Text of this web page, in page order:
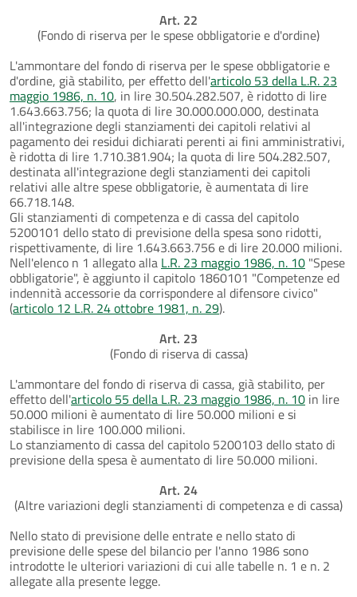
Art. 22
(Fondo di riserva per le spese obbligatorie e d'ordine)
L'ammontare del fondo di riserva per le spese obbligatorie e
d'ordine, già stabilito, per effetto dell'articolo 53 della L.R. 23
maggio 1986, n. 10, in lire 30.504.282.507, è ridotto di lire
1.643.663.756; la quota di lire 30.000.000.000, destinata
all'integrazione degli stanziamenti dei capitoli relativi al
pagamento dei residui dichiarati perenti ai fini amministrativi,
è ridotta di lire 1.710.381.904; la quota di lire 504.282.507,
destinata all'integrazione degli stanziamenti dei capitoli
relativi alle altre spese obbligatorie, è aumentata di lire
66.718.148.
Gli stanziamenti di competenza e di cassa del capitolo
5200101 dello stato di previsione della spesa sono ridotti,
rispettivamente, di lire 1.643.663.756 e di lire 20.000 milioni.
Nell'elenco n 1 allegato alla L.R. 23 maggio 1986, n. 10 "Spese
obbligatorie", è aggiunto il capitolo 1860101 "Competenze ed
indennità accessorie da corrispondere al difensore civico"
(articolo 12 L.R. 24 ottobre 1981, n. 29).
Art. 23
(Fondo di riserva di cassa)
L'ammontare del fondo di riserva di cassa, già stabilito, per
effetto dell'articolo 55 della L.R. 23 maggio 1986, n. 10 in lire
50.000 milioni è aumentato di lire 50.000 milioni e si
stabilisce in lire 100.000 milioni.
Lo stanziamento di cassa del capitolo 5200103 dello stato di
previsione della spesa è aumentato di lire 50.000 milioni.
Art. 24
(Altre variazioni degli stanziamenti di competenza e di cassa)
Nello stato di previsione delle entrate e nello stato di
previsione delle spese del bilancio per l'anno 1986 sono
introdotte le ulteriori variazioni di cui alle tabelle n. 1 e n. 2
allegate alla presente legge.